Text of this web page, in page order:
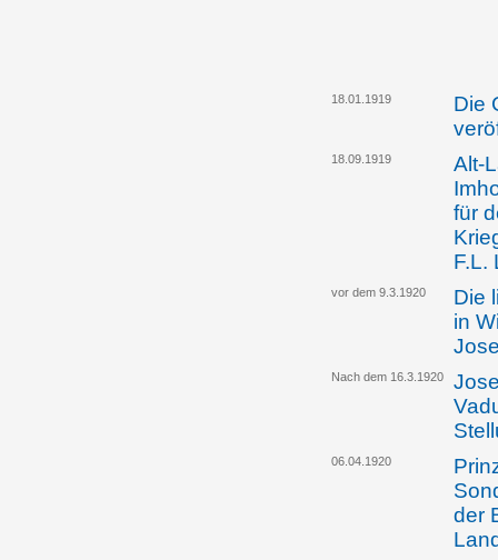
18.01.1919
Die
18.09.1919
Alt-
für
F.L.
vor dem 9.3.1920
Die
in
Nach dem 16.3.1920
06.04.1920
der